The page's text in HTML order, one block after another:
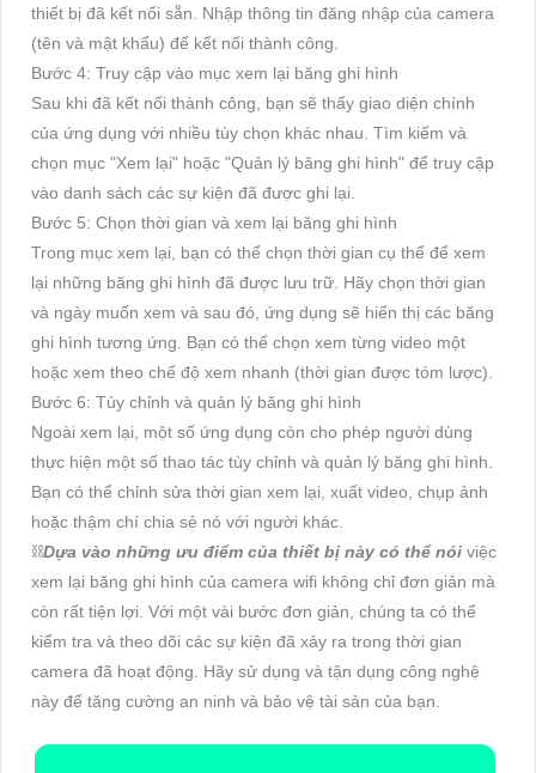
thiết bị đã kết nối sẵn. Nhập thông tin đăng nhập của camera
(tên và mật khẩu) để kết nối thành công.
Bước 4: Truy cập vào mục xem lại băng ghi hình
Sau khi đã kết nối thành công, bạn sẽ thấy giao diện chính
của ứng dụng với nhiều tùy chọn khác nhau. Tìm kiếm và
chọn mục "Xem lại" hoặc "Quản lý băng ghi hình" để truy cập
vào danh sách các sự kiện đã được ghi lại.
Bước 5: Chọn thời gian và xem lại băng ghi hình
Trong mục xem lại, bạn có thể chọn thời gian cụ thể để xem
lại những băng ghi hình đã được lưu trữ. Hãy chọn thời gian
và ngày muốn xem và sau đó, ứng dụng sẽ hiển thị các băng
ghi hình tương ứng. Bạn có thể chọn xem từng video một
hoặc xem theo chế độ xem nhanh (thời gian được tóm lược).
Bước 6: Tùy chỉnh và quản lý băng ghi hình
Ngoài xem lại, một số ứng dụng còn cho phép người dùng
thực hiện một số thao tác tùy chỉnh và quản lý băng ghi hình.
Bạn có thể chỉnh sửa thời gian xem lại, xuất video, chụp ảnh
hoặc thậm chí chia sẻ nó với người khác.
⛓Dựa vào những ưu điểm của thiết bị này có thể nói việc
xem lại băng ghi hình của camera wifi không chỉ đơn giản mà
còn rất tiện lợi. Với một vài bước đơn giản, chúng ta có thể
kiểm tra và theo dõi các sự kiện đã xảy ra trong thời gian
camera đã hoạt động. Hãy sử dụng và tận dụng công nghệ
này để tăng cường an ninh và bảo vệ tài sản của bạn.